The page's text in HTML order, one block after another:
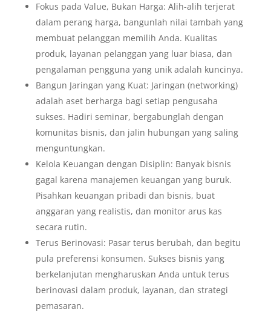
Fokus pada Value, Bukan Harga: Alih-alih terjerat
dalam perang harga, bangunlah nilai tambah yang
membuat pelanggan memilih Anda. Kualitas
produk, layanan pelanggan yang luar biasa, dan
pengalaman pengguna yang unik adalah kuncinya.
Bangun Jaringan yang Kuat: Jaringan (networking)
adalah aset berharga bagi setiap pengusaha
sukses. Hadiri seminar, bergabunglah dengan
komunitas bisnis, dan jalin hubungan yang saling
menguntungkan.
Kelola Keuangan dengan Disiplin: Banyak bisnis
gagal karena manajemen keuangan yang buruk.
Pisahkan keuangan pribadi dan bisnis, buat
anggaran yang realistis, dan monitor arus kas
secara rutin.
Terus Berinovasi: Pasar terus berubah, dan begitu
pula preferensi konsumen. Sukses bisnis yang
berkelanjutan mengharuskan Anda untuk terus
berinovasi dalam produk, layanan, dan strategi
pemasaran.